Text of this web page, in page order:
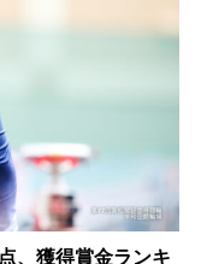
、獲得賞金ランキ